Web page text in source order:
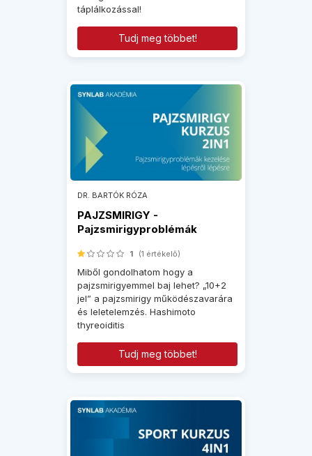
táplálkozással!
Tudj meg többet!
DR. BARTÓK RÓZA
PAJZSMIRIGY -
Pajzsmirigyproblémák
1 (1 értékelő)
Miből gondolhatom hogy a
pajzsmirigyemmel baj lehet? „10+2
jel” a pajzsmirigy működészavarára
és leletelemzés. Hashimoto
thyreoiditis
Tudj meg többet!